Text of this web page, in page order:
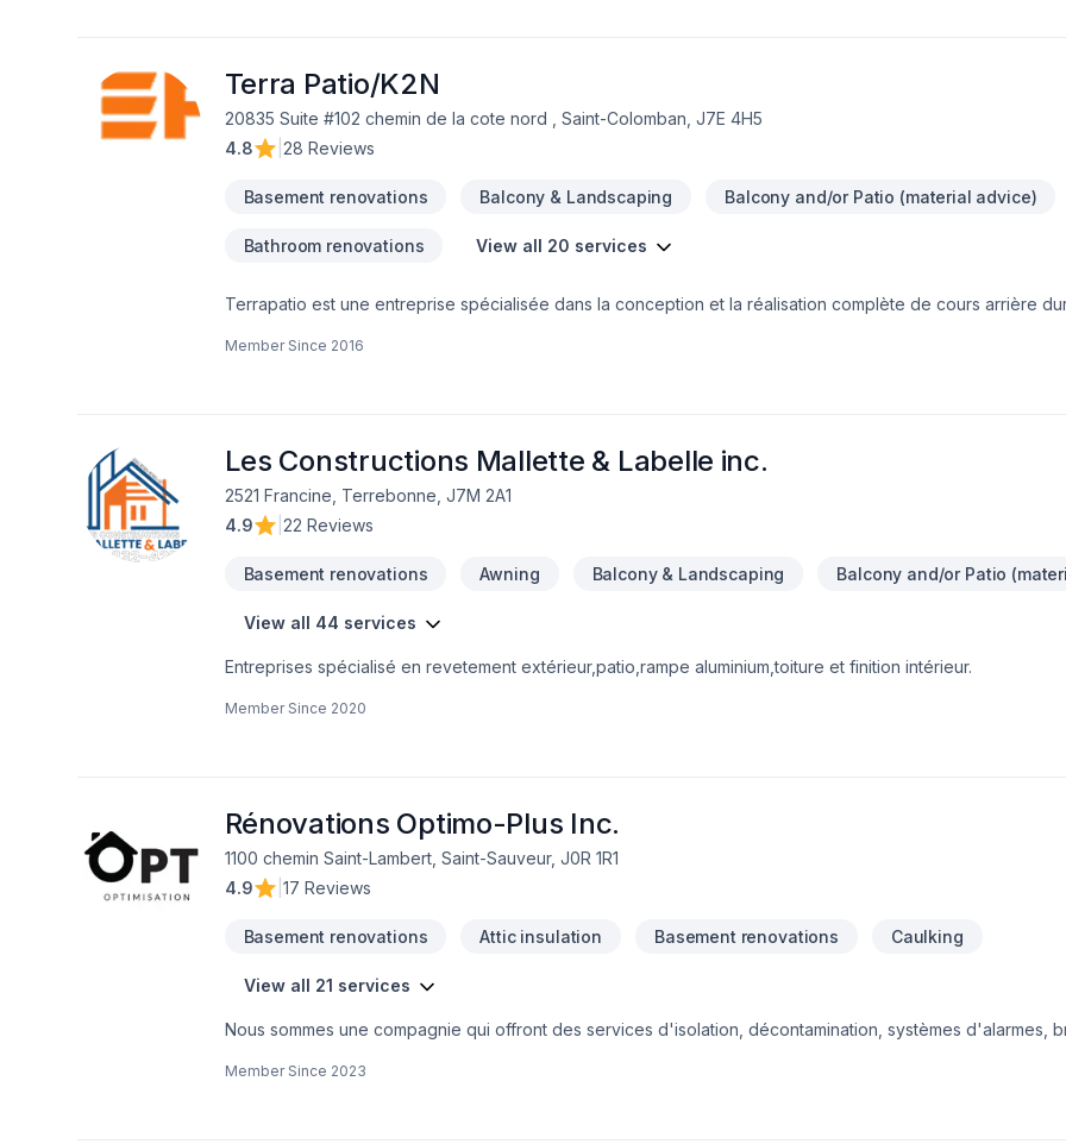
Terra Patio/K2N
20835 Suite #102 chemin de la cote nord , Saint-Colomban, J7E 4H5
4.8
28 Reviews
Basement renovations Balcony & Landscaping Balcony and/or Patio (material advice)
Bathroom renovations View all 20 services
Terrapatio est une entreprise spécialisée dans la conception et la réalisation complète de cours arrière
extérieurs uniques et harmonieux.En saison hivernale, notre équipe agit comme entrepreneur général,
Member Since 2016
Les Constructions Mallette & Labelle inc.
2521 Francine, Terrebonne, J7M 2A1
4.9
22 Reviews
Basement renovations Awning Balcony & Landscaping Balcony and/or Patio
View all 44 services
Entreprises spécialisé en revetement extérieur,patio,rampe aluminium,toiture et finition intérieur.
Member Since 2020
Rénovations Optimo-Plus Inc.
1100 chemin Saint-Lambert, Saint-Sauveur, J0R 1R1
4.9
17 Reviews
Basement renovations Attic insulation Basement renovations Caulking
View all 21 services
Nous sommes une compagnie qui offront des services d'isolation, décontamination, systèmes d'alarmes,
Member Since 2023